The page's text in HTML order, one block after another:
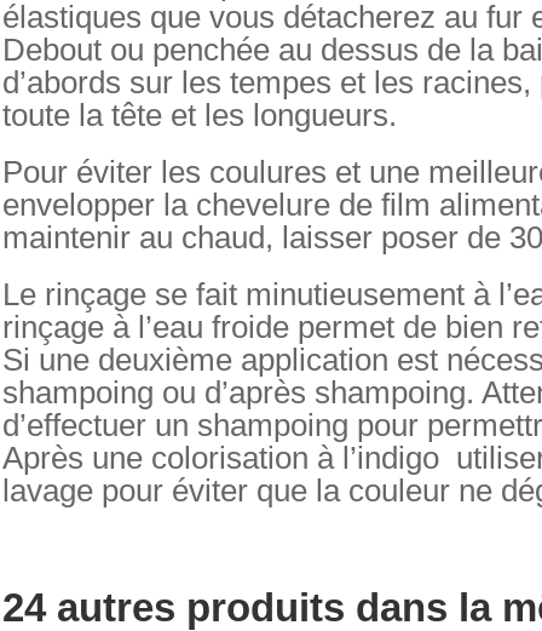
élastiques que vous détacherez au fur
Debout ou penchée au dessus de la
d’abords sur les tempes et les
toute la tête et les longueurs.
Pour éviter les coulures et une
envelopper la chevelure de film
maintenir au chaud, laisser poser de
Le rinçage se fait minutieusement à
rinçage à l’eau froide permet de bien
Si une deuxième application est
shampoing ou d’après shampoing.
d’effectuer un shampoing pour
Après une colorisation à l’indigo
lavage pour éviter que la couleur ne
24 autres produits dans la